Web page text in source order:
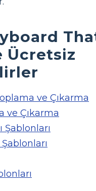
Ücretsiz
ve Çıkarma
ve Çıkarma
Şablonları